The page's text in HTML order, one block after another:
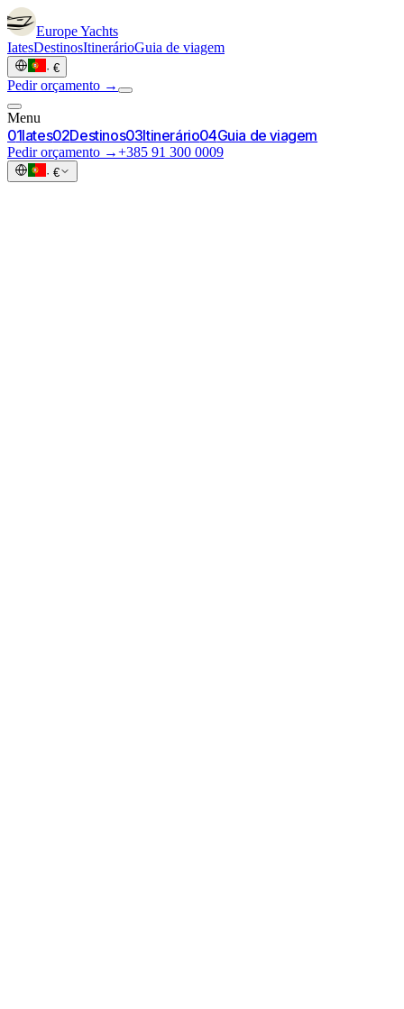
EuropeYachts
IatesDestinosItinerárioGuia de viagem
· €
Pedir orçamento →
Menu
01Iates02Destinos03Itinerário04Guia de viagem
Pedir orçamento →+385 91 300 0009
· €